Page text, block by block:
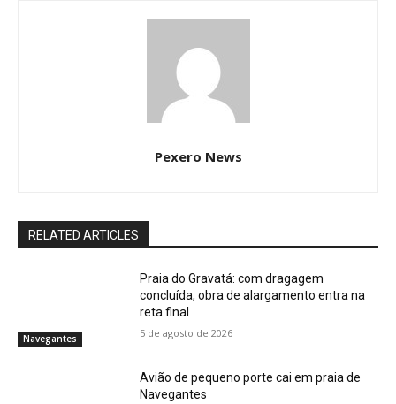
Pexero News
RELATED ARTICLES
Navegantes
Praia do Gravatá: com dragagem
concluída, obra de alargamento entra na
reta final
5 de agosto de 2026
Avião de pequeno porte cai em praia de
Navegantes